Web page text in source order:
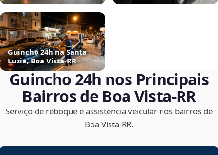
Guincho 24h na Santa
Luzia, Boa Vista‑RR
Guincho 24h nos Principais
Bairros de Boa Vista‑RR
Serviço de reboque e assistência veicular nos bairros de
Boa Vista‑RR.